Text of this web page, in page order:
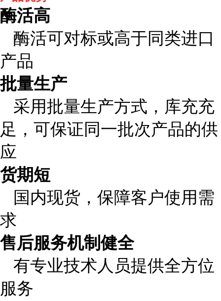
酶活高
酶活可对标或高于同类进口
产品
批量生产
采用批量生产方式，库充充
足，可保证同一批次产品的供
应
货期短
国内现货，保障客户使用需
求
售后服务机制健全
有专业技术人员提供全方位
服务